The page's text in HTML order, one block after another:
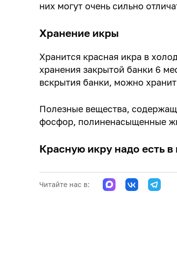
них могут очень сильно
Хранение икры
Хранится красная икра в
хранения закрытой банки 6
вскрытия банки, можно
Полезные вещества,
фосфор, полиненасыщенные
Красную икру надо есть
Читайте нас в: